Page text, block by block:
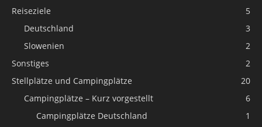
Reiseziele
5
Deutschland
3
Slowenien
2
Sonstiges
2
Stellplätze und Campingplätze
20
Campingplätze – Kurz vorgestellt
6
Campingplätze Deutschland
1